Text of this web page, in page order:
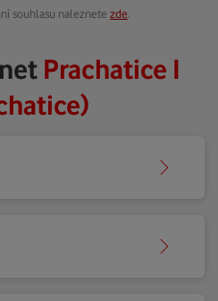
souhlasu naleznete zde
Prachatice I